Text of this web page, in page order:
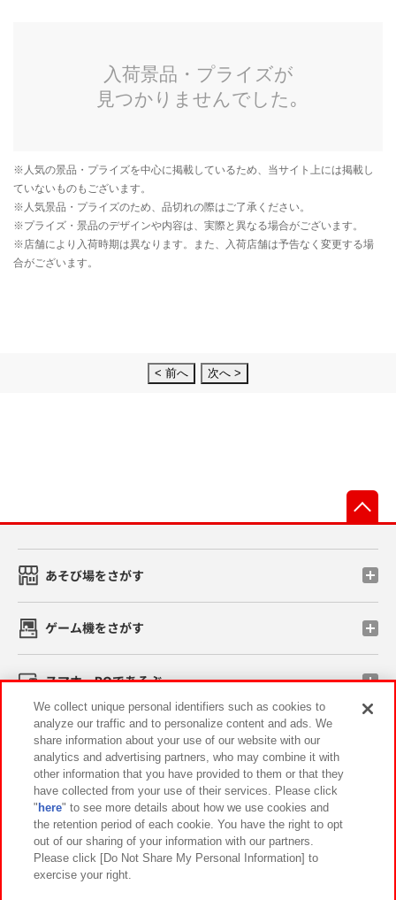
< 前へ 次へ >
あそび場をさがす
ゲーム機をさがす
スマホ・PCであそぶ
イベント・キャンペーン
関連会社 サステナビリティ サイトポリシー
プライバシーポリシー ウェブアクセシビリティ方針と検証結果
お取引先さまとともに
We collect unique personal identifiers such as cookies to
analyze our traffic and to personalize content and ads. We
share information about your use of our website with our
analytics and advertising partners, who may combine it with
other information that you have provided to them or that they
have collected from your use of their services. Please click
" here" to see more details about how we use cookies and
the retention period of each cookie. You have the right to opt
out of our sharing of your information with our partners.
Please click [Do Not Share My Personal Information] to
exercise your right.